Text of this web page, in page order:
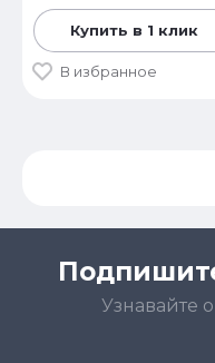
Купить в 1 клик
В избранное
Узнавайте